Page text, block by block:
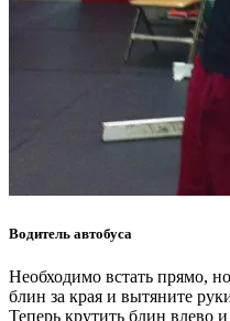
Водитель автобуса
Необходимо встать прямо,
блин за края и вытяните
Теперь крутить блин влево